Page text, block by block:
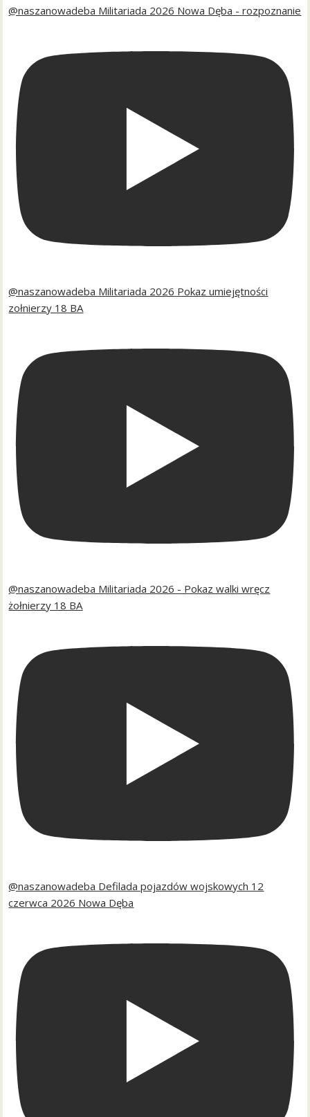
@naszanowadeba Militariada 2026 Nowa Dęba - rozpoznanie
@naszanowadeba Militariada 2026 Pokaz umiejętności
zołnierzy 18 BA
@naszanowadeba Militariada 2026 - Pokaz walki wręcz
żołnierzy 18 BA
@naszanowadeba Defilada pojazdów wojskowych 12
czerwca 2026 Nowa Dęba